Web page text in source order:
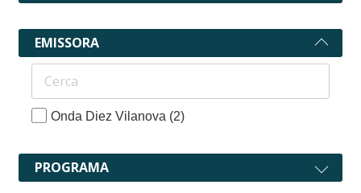
EMISSORA
Onda Diez Vilanova (2)
PROGRAMA